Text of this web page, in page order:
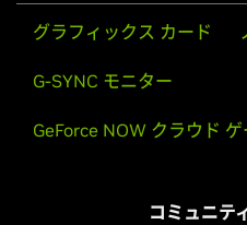
グラフィックス カード
G-SYNC モニター
GeForce NOW クラウド
コミュニテ